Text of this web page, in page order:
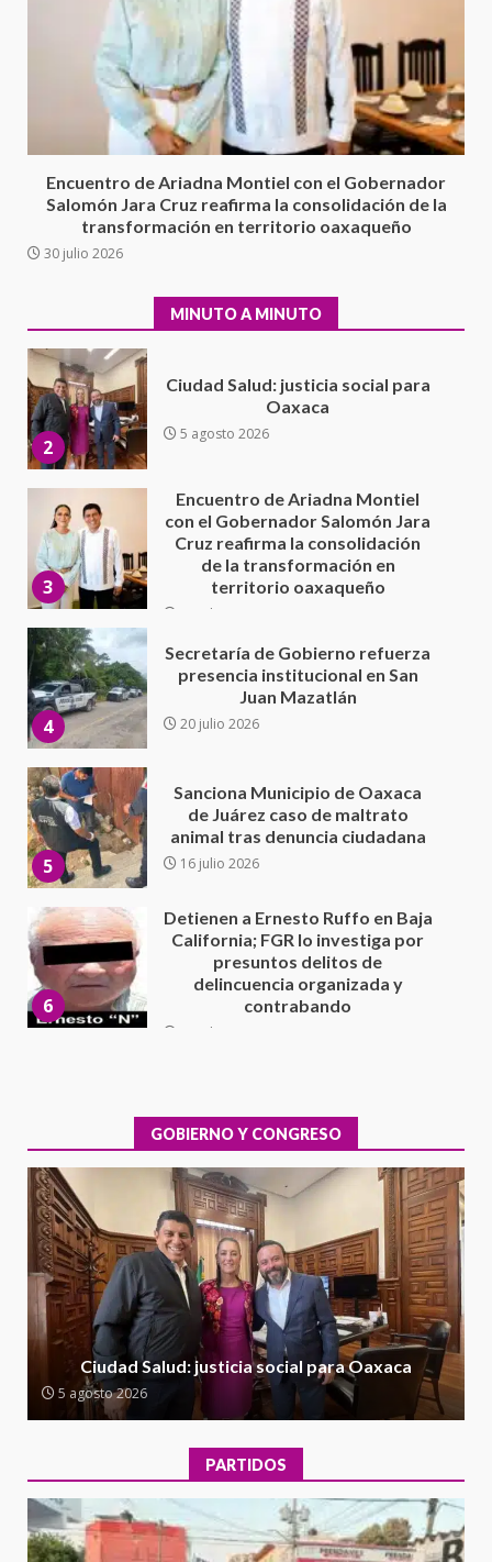
Encuentro de Ariadna Montiel con el Gobernador
Salomón Jara Cruz reafirma la consolidación de la
transformación en territorio oaxaqueño
30 julio 2026
MINUTO A MINUTO
26 junio 2026
Exhorta Poder Legislativo al
IEEPO y al Iocied a realizar una
evaluación técnica y estructural
integral de las instalaciones de la
Moisés Sáenz Garza
5 agosto 2026
5 agosto 2026
3
con el Gobernador Salomón Jara
Cruz reafirma la consolidación
de la transformación en
4
Secretaría de Gobierno refuerza
presencia institucional en San
Juan Mazatlán
20 julio 2026
5
Sanciona Municipio de Oaxaca
de Juárez caso de maltrato
animal tras denuncia ciudadana
16 julio 2026
6
California; FGR lo investiga por
presuntos delitos de
delincuencia organizada y
contrabando
7
Sin paso carretera Oaxaca-
Cuacnopalan
26 junio 2026
1
integral de las instalaciones de la
Escuela Secundaria General
Moisés Sáenz Garza
5 agosto 2026
2
Ciudad Salud: justicia social para
Oaxaca
5 agosto 2026
3
Encuentro de Ariadna Montiel
con el Gobernador Salomón Jara
Cruz reafirma la consolidación
de la transformación en
territorio oaxaqueño
30 julio 2026
presencia institucional en San
Juan Mazatlán
GOBIERNO Y CONGRESO
Ciudad Salud: justicia social para Oaxaca
5 agosto 2026
PARTIDOS